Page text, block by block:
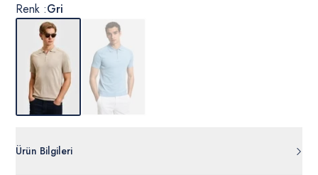
Renk :Gri
Ürün Bilgileri